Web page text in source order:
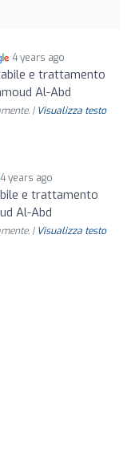
4 years ago
e trattamento
Al-Abd
| Visualizza testo
4 years ago
e trattamento
Al-Abd
| Visualizza testo